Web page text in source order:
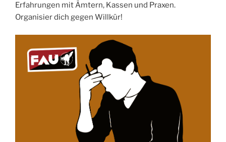
Erfahrungen mit Ämtern, Kassen und Praxen.
Organisier dich gegen Willkür!